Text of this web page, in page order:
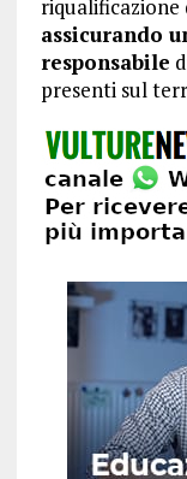
assicurando
responsabile
presenti sul